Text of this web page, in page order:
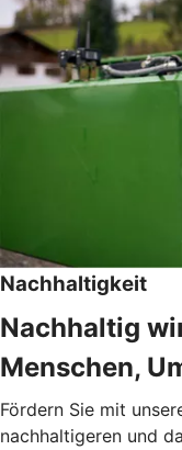
Nachhaltigkeit
Nachhaltig
Menschen,
Fördern Sie mit
nachhaltigeren und